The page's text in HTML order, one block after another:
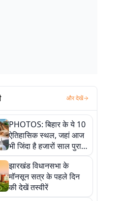
और देखें
PHOTOS: बिहार के ये 10
ऐतिहासिक स्थल, जहां आज
भी जिंदा है हजारों साल पुराना
इतिहास, एक बार जरूर घूमिए
झारखंड विधानसभा के
मॉनसून सत्र के पहले दिन
की देखें तस्वीरें